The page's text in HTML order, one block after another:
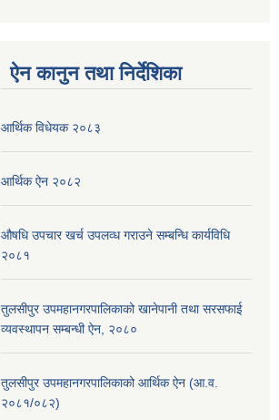
ऐन कानुन तथा निर्देशिका
आर्थिक विधेयक २०८३
आर्थिक ऐन २०८२
औषधि उपचार खर्च उपलव्ध गराउने सम्बन्धि कार्यविधि
२०८१
तुलसीपुर उपमहानगरपालिकाको खानेपानी तथा सरसफाई
व्यवस्थापन सम्बन्धी ऐन, २०८०
तुलसीपुर उपमहानगरपालिकाको आर्थिक ऐन (आ.व.
२०८१/०८२)